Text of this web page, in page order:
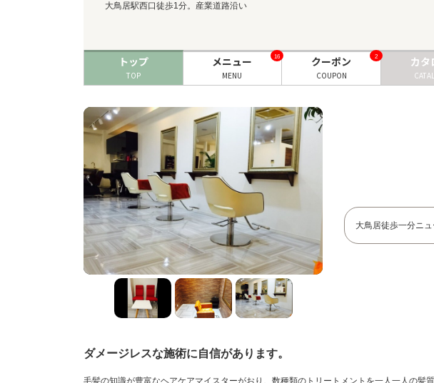
大鳥居駅西口徒歩1分。産業道路沿い
トップ
TOP
メニュー
MENU
16 クーポン
COUPON
2 カタ
大鳥居徒歩一分ニ
ダメージレスな施術に自信があります。